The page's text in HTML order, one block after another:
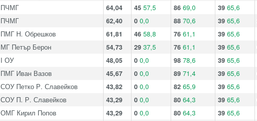
ПЧМГ 64,04 45 57,5 86 69,0 39 65,6
ПЧМГ 62,40 0 0,0 88 70,6 39 65,6
ПМГ Н. Обрешков 61,81 46 58,8 76 61,1 39 65,6
МГ Петър Берон 54,73 29 37,5 76 61,1 39 65,6
I ОУ 48,05 0 0,0 98 78,6 39 65,6
ПМГ Иван Вазов 45,67 0 0,0 89 71,4 39 65,6
СОУ Петко Р. Славейков 43,82 0 0,0 82 65,9 39 65,6
СОУ П. Р. Славейков 43,29 0 0,0 80 64,3 39 65,6
ОМГ Кирил Попов 43,29 0 0,0 80 64,3 39 65,6